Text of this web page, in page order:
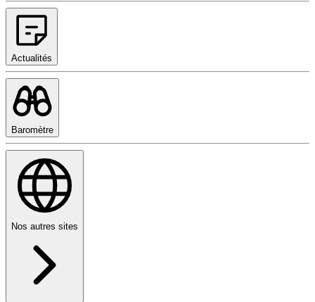
Actualités
Baromètre
Nos autres sites